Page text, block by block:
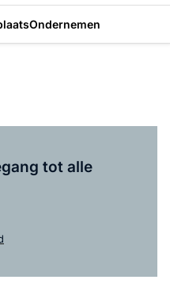
Ondernemen
tot alle